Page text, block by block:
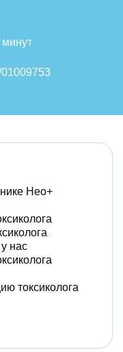
Нео+
нас
токсиколога